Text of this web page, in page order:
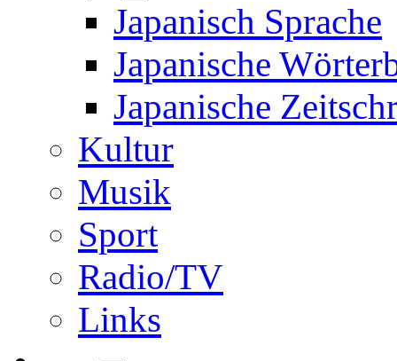
Japanisch Sprache
Japanische
Japanische
Kultur
Musik
Sport
Radio/TV
Links